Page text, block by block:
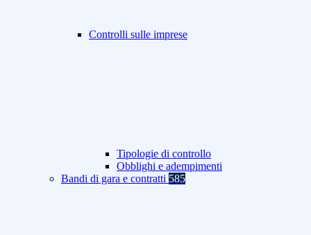
Controlli sulle imprese
Tipologie di controllo
Obblighi e adempimenti
Bandi di gara e contratti 585